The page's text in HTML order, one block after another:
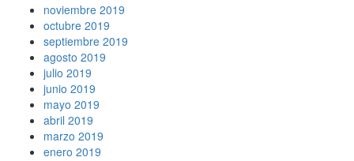
noviembre 2019
octubre 2019
septiembre 2019
agosto 2019
julio 2019
junio 2019
mayo 2019
abril 2019
marzo 2019
enero 2019